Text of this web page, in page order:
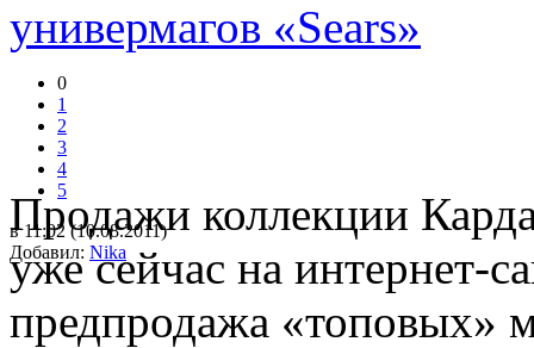
универмагов «Sears»
0
1
2
3
4
5
в 11:02 (10.08.2011)
Добавил: Nika
Продажи коллекции
уже сейчас на интернет-
предпродажа «топовых»